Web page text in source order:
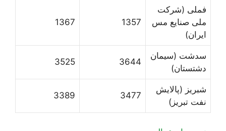
فملی (شرکت
ملی صنایع مس
ایران)
1357
1367
سدشت (سیمان
دشتستان)
3644
3525
شبریز (پالایش
نفت تبریز)
3477
3389